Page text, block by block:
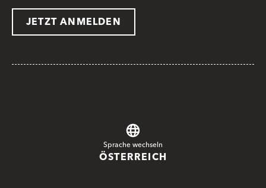
JETZT ANMELDEN
Sprache wechseln
ÖSTERREICH